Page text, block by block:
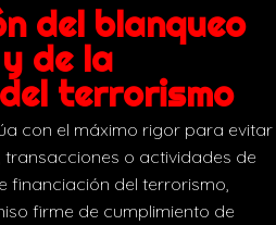
del blanqueo
de la
terrorismo
con el máximo rigor para evitar
o actividades de
financiación del terrorismo,
firme de cumplimiento de